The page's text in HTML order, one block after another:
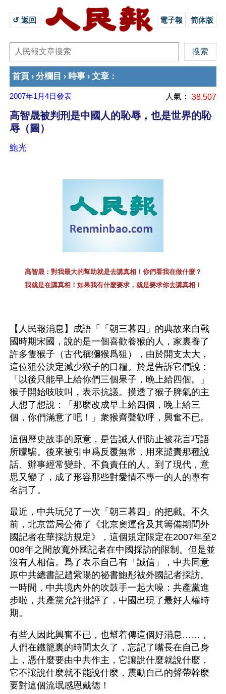
↺ 返回 電子報 简体版
首頁 › 分欄目 › 時事 › 文章 ：
2007年1月4日發表 人氣： 38,507
高智晟被判刑是中國人的恥辱，也是世界的恥
辱（圖）
鮑光
高智晟：對我最大的幫助就是去講真相！你們看我在做什麼？
我就是在講真相！如果我有什麼要求，就是要求你去講真相！
【人民報消息】成語「「朝三暮四」的典故來自戰
國時期宋國，說的是一個喜歡養猴的人，家裏養了
許多隻猴子（古代稱獼猴爲狙），由於開支太大，
這位狙公決定減少猴子的口糧。於是告訴它們說：
「以後只能早上給你們三個果子，晚上給四個。」
猴子開始吱吱叫，表示抗議。摸透了猴子脾氣的主
人想了想說：「那麼改成早上給四個，晚上給三
個，你們滿意了吧！」衆猴齊聲歡呼，興奮不已。
這個歷史故事的原意，是告誡人們防止被花言巧語
所矇騙。後來被引申爲反覆無常，用來譴責那種說
話、辦事經常變卦、不負責任的人。到了現代，意
思又變了，成了形容那些對愛情不專一的人的專有
名詞了。
最近，中共玩兒了一次「朝三暮四」的把戲。不久
前，北京當局公佈了《北京奧運會及其籌備期間外
國記者在華採訪規定》，這個規定限定在2007年至2
008年之間放寬外國記者在中國採訪的限制。但是並
沒有人相信。爲了表示自己有「誠信」，中共同意
原中共總書記趙紫陽的祕書鮑彤被外國記者採訪。
一時間，中共境內外的吹鼓手一起大噪：共產黨進
步啦，共產黨允許批評了，中國出現了最好人權時
期。
有些人因此興奮不已，也幫着傳這個好消息……，
人們在鐵籠裏的時間太久了，忘記了嘴長在自己身
上，憑什麼要由中共作主，它讓說什麼就說什麼，
它不讓說什麼就不能說什麼，震動自己的聲帶幹麼
要對這個流氓感恩戴德！